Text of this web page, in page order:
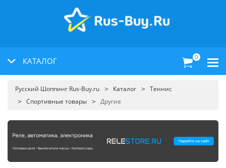
КАТАЛОГ 0
Русский Шоппинг Rus-Buy.ru Каталог
Теннис
Спортивные товары
Другие